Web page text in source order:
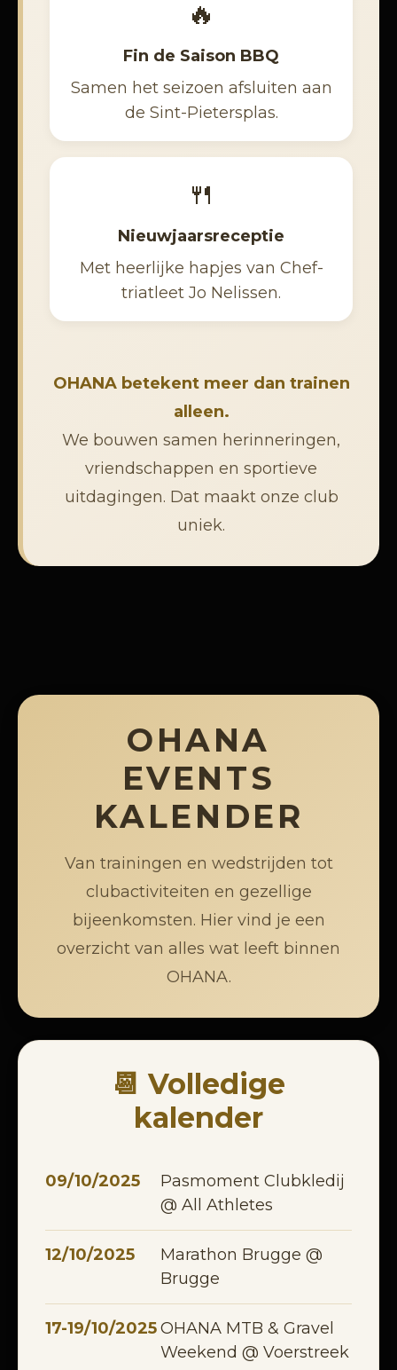
🔥
Fin de Saison BBQ
Samen het seizoen afsluiten aan
de Sint-Pietersplas.
🍴
Nieuwjaarsreceptie
Met heerlijke hapjes van Chef-
triatleet Jo Nelissen.
OHANA betekent meer dan trainen
alleen.
We bouwen samen herinneringen,
vriendschappen en sportieve
uitdagingen. Dat maakt onze club
uniek.
OHANA
EVENTS
KALENDER
Van trainingen en wedstrijden tot
clubactiviteiten en gezellige
bijeenkomsten. Hier vind je een
overzicht van alles wat leeft binnen
OHANA.
📆 Volledige
kalender
09/10/2025
Pasmoment Clubkledij
@ All Athletes
12/10/2025
Marathon Brugge @
Brugge
17-19/10/2025OHANA MTB & Gravel
Weekend @ Voerstreek